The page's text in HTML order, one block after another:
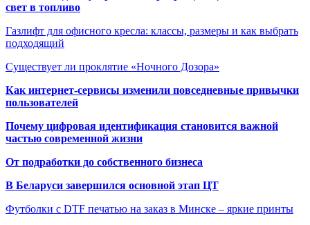
свет в топливо
Газлифт для офисного кресла: классы, размеры и как выбрать
подходящий
Существует ли проклятие «Ночного Дозора»
Как интернет-сервисы изменили повседневные привычки
пользователей
Почему цифровая идентификация становится важной
частью современной жизни
От подработки до собственного бизнеса
В Беларуси завершился основной этап ЦТ
Футболки с DTF печатью на заказ в Минске – яркие принты